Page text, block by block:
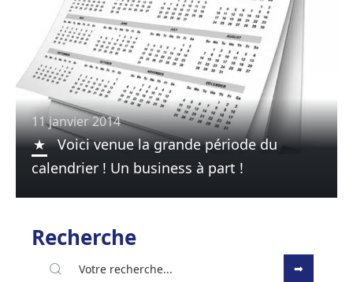
11 janvier 2014
Voici venue la grande période du
calendrier ! Un business à part !
Recherche